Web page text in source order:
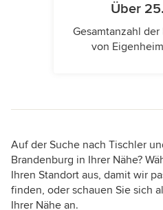
Über
Gesamtanzahl
von
Auf der Suche nach Tischler
Brandenburg in Ihrer Nähe?
Ihren Standort aus, damit wir
finden, oder schauen Sie sich
Ihrer Nähe an.